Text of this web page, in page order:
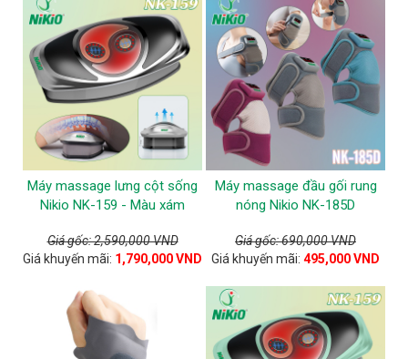
Máy massage lưng cột sống
Nikio NK-159 - Màu xám
Giá gốc: 2,590,000 VND
Giá khuyến mãi: 1,790,000 VND
Máy massage đầu gối rung
nóng Nikio NK-185D
Giá gốc: 690,000 VND
Giá khuyến mãi: 495,000 VND